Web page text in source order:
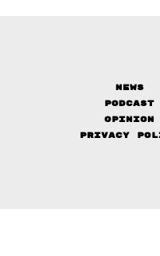
News
Podcast
Opinion
Privacy